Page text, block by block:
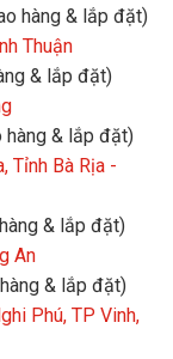
hàng & lắp đặt)
Thuận
& lắp đặt)
hàng & lắp đặt)
Tỉnh Bà Rịa -
& lắp đặt)
An
& lắp đặt)
Phú, TP Vinh,